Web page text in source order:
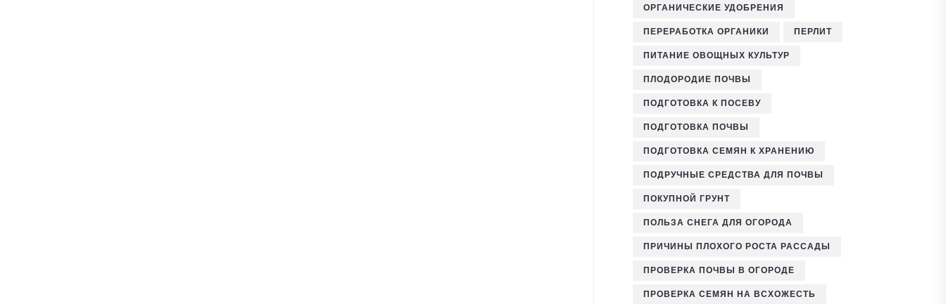
ОРГАНИЧЕСКИЕ УДОБРЕНИЯ
ПЕРЕРАБОТКА ОРГАНИКИ ПЕРЛИТ
ПИТАНИЕ ОВОЩНЫХ КУЛЬТУР
ПЛОДОРОДИЕ ПОЧВЫ
ПОДГОТОВКА К ПОСЕВУ
ПОДГОТОВКА ПОЧВЫ
ПОДГОТОВКА СЕМЯН К ХРАНЕНИЮ
ПОДРУЧНЫЕ СРЕДСТВА ДЛЯ ПОЧВЫ
ПОКУПНОЙ ГРУНТ
ПОЛЬЗА СНЕГА ДЛЯ ОГОРОДА
ПРИЧИНЫ ПЛОХОГО РОСТА РАССАДЫ
ПРОВЕРКА ПОЧВЫ В ОГОРОДЕ
ПРОВЕРКА СЕМЯН НА ВСХОЖЕСТЬ